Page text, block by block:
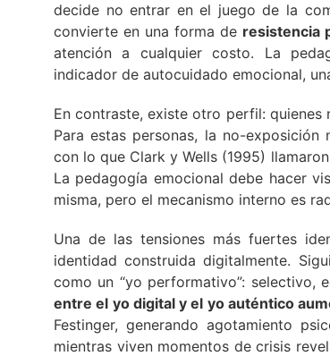
decide no entrar en el juego de la
convierte en una forma de resistencia
atención a cualquier costo. La
indicador de autocuidado emocional,
En contraste, existe otro perfil:
Para estas personas, la no-
con lo que Clark y Wells (1995) llamaron
La pedagogía emocional debe hacer
misma, pero el mecanismo interno es
Una de las tensiones más fuertes
identidad construida digitalmente.
como un “yo performativo”:
entre el yo digital y el yo auténtico
Festinger, generando agotamiento
mientras viven momentos de crisis